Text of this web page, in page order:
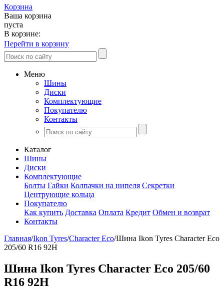
Корзина
Ваша корзина
пуста
В корзине:
Перейти в корзину
Меню
Шины
Диски
Комплектующие
Покупателю
Контакты
Каталог
Шины
Диски
Комплектующие
Болты Гайки Колпачки на нипеля Секретки
Центрующие кольца
Покупателю
Как купить Доставка Оплата Кредит Обмен и возврат
Контакты
Главная/Ikon Tyres/Character Eco/Шина Ikon Tyres Character Eco
205/60 R16 92H
Шина Ikon Tyres Character Eco 205/60
R16 92H